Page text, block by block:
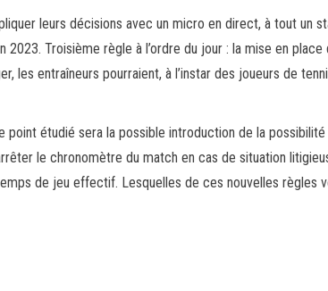
leurs décisions avec un micro en direct, à tout un
Troisième règle à l’ordre du jour : la mise en place
les entraîneurs pourraient, à l’instar des joueurs de
point étudié sera la possible introduction de la
le chronomètre du match en cas de situation
de jeu effectif. Lesquelles de ces nouvelles règles